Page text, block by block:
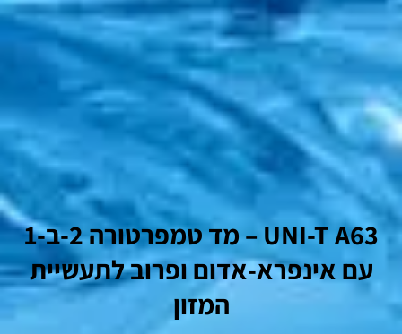
UNI-T A63 – מד טמפרטורה 2-ב-1
עם אינפרא-אדום ופרוב לתעשיית
המזון